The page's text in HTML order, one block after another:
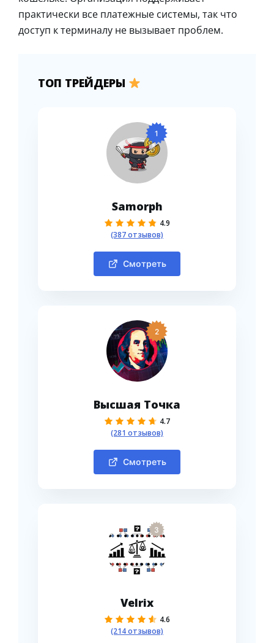
практически все платежные системы, так что
доступ к терминалу не вызывает проблем.
ТОП ТРЕЙДЕРЫ
1
Samorph
4.9
(387 отзывов)
Смотреть
2
Высшая Точка
4.7
(281 отзывов)
Смотреть
3
Velrix
4.6
(214 отзывов)